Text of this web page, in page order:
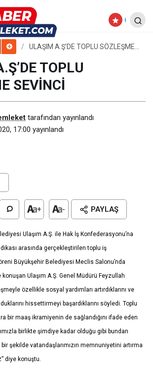
ULAŞIM A.Ş’DE TOPLU SÖZLEŞME
TOPLU
SEVİNCİ
tarafından yayınlandı
17:00 yayınlandı
+ - PAYLAŞ
Ulaşım A.Ş. ile Hak İş Konfederasyonu’na
arasında gerçekleştirilen toplu iş
Büyükşehir Belediyesi Meclis Salonu’nda
konuşan Ulaşım A.Ş. Genel Müdürü Feyzullah
özellikle sosyal yardımları artırdıklarını ve
hissettirmeyi başardıklarını söyledi. Toplu
bir maaş ikramiyenin de sağlandığını ifade eden
birlikte şimdiye kadar olduğu gibi bundan
şekilde vatandaşlarımızın memnuniyetini artırma
diye konuştu.
ADETA AÇIK HAVA